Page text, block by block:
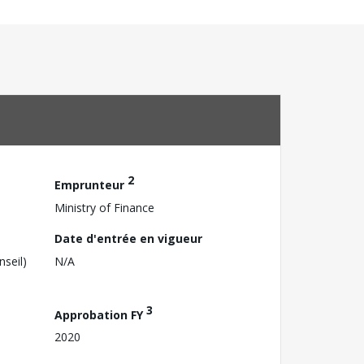
Emprunteur 2
Ministry of Finance
Date d'entrée en vigueur
N/A
Approbation FY3
2020